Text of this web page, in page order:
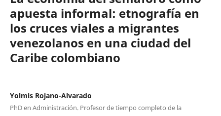
apuesta informal: etnografía en
los cruces viales a migrantes
venezolanos en una ciudad del
Caribe colombiano
Yolmis Rojano-Alvarado
PhD en Administración. Profesor de tiempo completo de la